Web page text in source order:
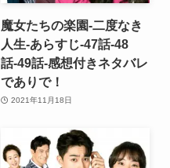
魔女たちの楽園-二度なき
人生-あらすじ-47話-48
話-49話-感想付きネタバレ
でありで！
2021年11月18日